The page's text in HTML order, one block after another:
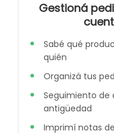
Gestioná
Sabé qué
quién
Organizá tus
Seguimiento de
antigüedad
Imprimí notas